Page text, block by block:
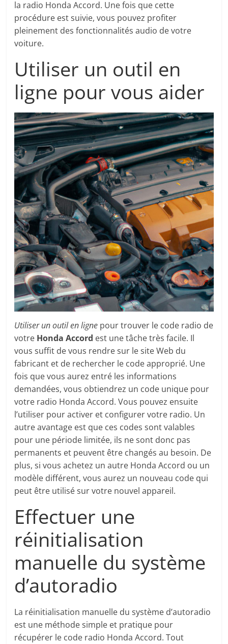
la radio Honda Accord. Une fois que cette
procédure est suivie, vous pouvez profiter
pleinement des fonctionnalités audio de votre
voiture.
Utiliser un outil en
ligne pour vous aider
Utiliser un outil en ligne pour trouver le code radio de
votre Honda Accord est une tâche très facile. Il
vous suffit de vous rendre sur le site Web du
fabricant et de rechercher le code approprié. Une
fois que vous aurez entré les informations
demandées, vous obtiendrez un code unique pour
votre radio Honda Accord. Vous pouvez ensuite
l’utiliser pour activer et configurer votre radio. Un
autre avantage est que ces codes sont valables
pour une période limitée, ils ne sont donc pas
permanents et peuvent être changés au besoin. De
plus, si vous achetez un autre Honda Accord ou un
modèle différent, vous aurez un nouveau code qui
peut être utilisé sur votre nouvel appareil.
Effectuer une
réinitialisation
manuelle du système
d’autoradio
La réinitialisation manuelle du système d’autoradio
est une méthode simple et pratique pour
récupérer le code radio Honda Accord. Tout